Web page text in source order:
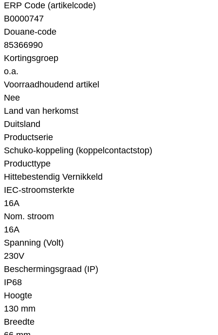
ERP Code (artikelcode)
B0000747
Douane-code
85366990
Kortingsgroep
o.a.
Voorraadhoudend artikel
Nee
Land van herkomst
Duitsland
Productserie
Schuko-koppeling (koppelcontactstop)
Producttype
Hittebestendig Vernikkeld
IEC-stroomsterkte
16A
Nom. stroom
16A
Spanning (Volt)
230V
Beschermingsgraad (IP)
IP68
Hoogte
130 mm
Breedte